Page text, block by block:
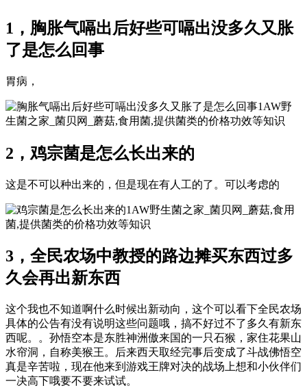
1，胸胀气嗝出后好些可嗝出没多久又胀
了是怎么回事
胃病，
1AW野
生菌之家_菌贝网_蘑菇,食用菌,提供菌类的价格功效等知识
2，鸡宗菌是怎么长出来的
这是不可以种出来的，但是现在有人工的了。可以考虑的
1AW野生菌之家_菌贝网_蘑菇,食用
菌,提供菌类的价格功效等知识
3，全民农场中教授的路边摊买东西过多
久会再出新东西
这个我也不知道啊什么时候出新动向，这个可以看下全民农场
具体的公告有没有说明这些问题哦，搞不好过不了多久有新东
西呢。。孙悟空本是东胜神洲傲来国的一只石猴，家住花果山
水帘洞，自称美猴王。后来西天取经完事后变成了斗战佛悟空
真是辛苦啦，现在他来到游戏王牌对决的战场上想和小伙伴们
一决高下哦要不要来试试。